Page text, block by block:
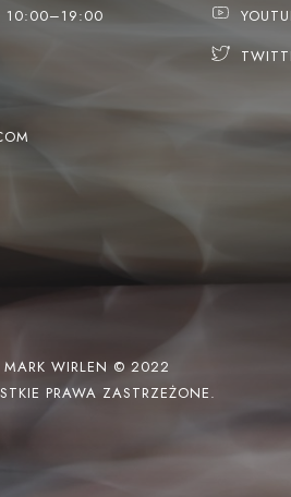
10:00–19:00
MARK WIRLEN © 2022
PRAWA ZASTRZEŻONE.